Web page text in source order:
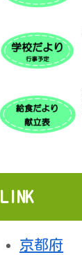
LINK
京都府